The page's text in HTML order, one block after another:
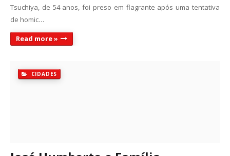
Tsuchiya, de 54 anos, foi preso em flagrante após uma tentativa
de homic…
Read more »
CIDADES